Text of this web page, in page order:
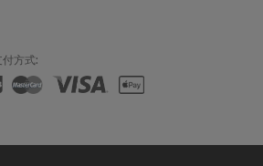
付方式: